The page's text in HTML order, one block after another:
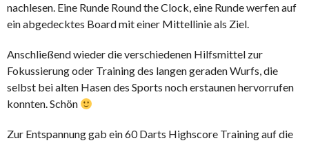
nachlesen. Eine Runde Round the Clock, eine Runde werfen auf
ein abgedecktes Board mit einer Mittellinie als Ziel.
Anschließend wieder die verschiedenen Hilfsmittel zur
Fokussierung oder Training des langen geraden Wurfs, die
selbst bei alten Hasen des Sports noch erstaunen hervorrufen
konnten. Schön
Zur Entspannung gab ein 60 Darts Highscore Training auf die